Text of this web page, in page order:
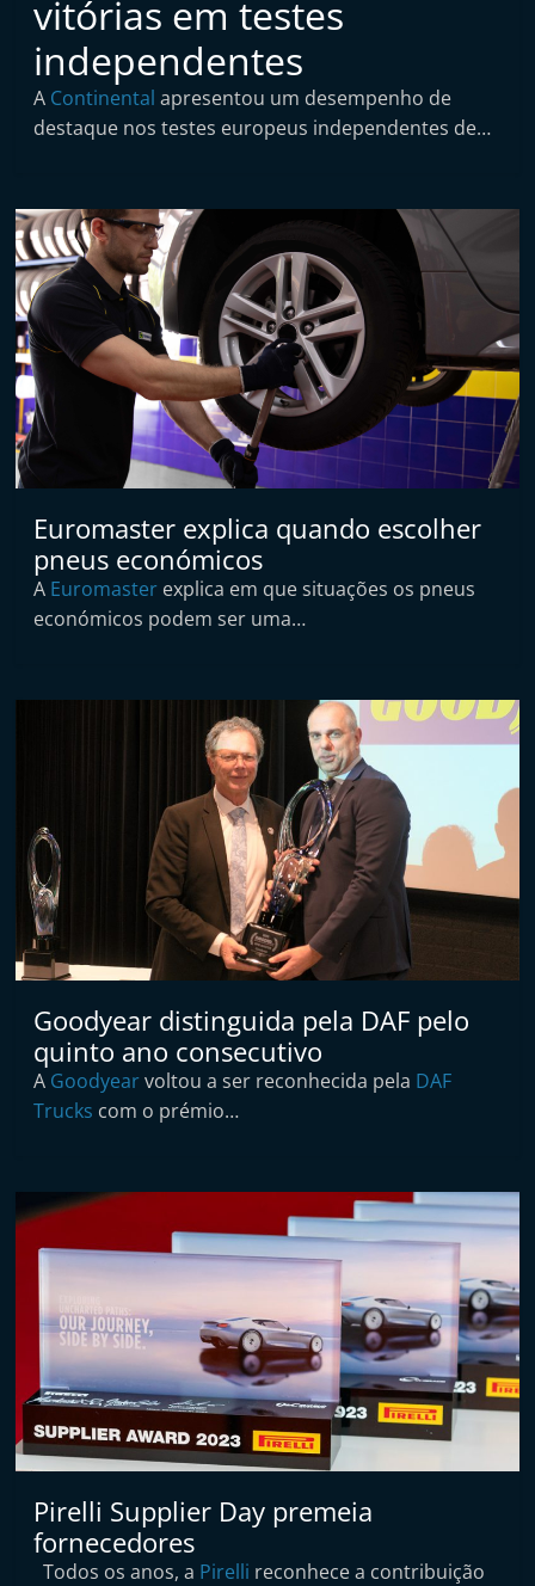
p
e
d
t
e
d
p
n
e
u
s
e
s
e
r
p
o
s
vitórias em testes
independentes
A Continental apresentou um desempenho de
destaque nos testes europeus independentes de…
Euromaster explica quando escolher
pneus económicos
A Euromaster explica em que situações os pneus
económicos podem ser uma…
Goodyear distinguida pela DAF pelo
quinto ano consecutivo
A Goodyearvoltou a ser reconhecida pela DAF
Trucks com o prémio…
Pirelli Supplier Day premeia
fornecedores
Todos os anos, a Pirelli reconhece a contribuição